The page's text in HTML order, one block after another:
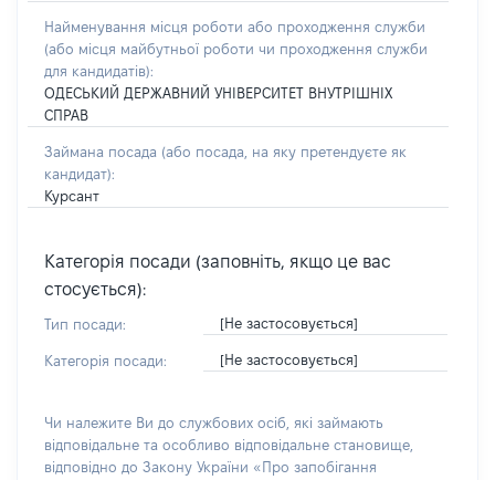
Найменування місця роботи або проходження служби
(або місця майбутньої роботи чи проходження служби
для кандидатів):
ОДЕСЬКИЙ ДЕРЖАВНИЙ УНІВЕРСИТЕТ ВНУТРІШНІХ
СПРАВ
Займана посада (або посада, на яку претендуєте як
кандидат):
Курсант
Категорія посади (заповніть, якщо це вас
стосується):
Тип посади: [Не застосовується]
Категорія посади: [Не застосовується]
Чи належите Ви до службових осіб, які займають
відповідальне та особливо відповідальне становище,
відповідно до Закону України «Про запобігання